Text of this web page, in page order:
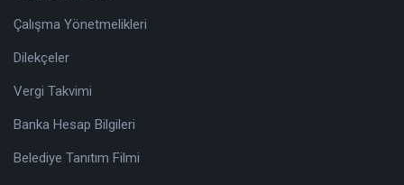
Çalışma Yönetmelikleri
Dilekçeler
Vergi Takvimi
Banka Hesap Bilgileri
Belediye Tanıtım Filmi